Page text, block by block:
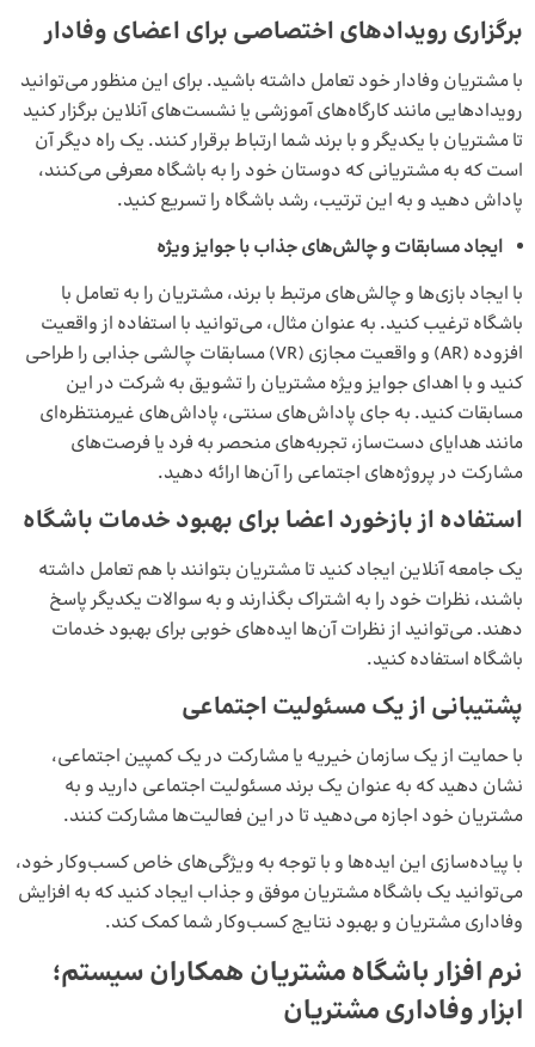
برگزاری رویدادهای اختصاصی برای اعضای وفادار
با مشتریان وفادار خود تعامل داشته باشید. برای این منظور می‌توانید
رویدادهایی مانند کارگاه‌های آموزشی یا نشست‌های آنلاین برگزار کنید
تا مشتریان با یکدیگر و با برند شما ارتباط برقرار کنند. یک راه دیگر آن
است که به مشتریانی که دوستان خود را به باشگاه معرفی می‌کنند،
پاداش دهید و به این ترتیب، رشد باشگاه را تسریع کنید.
ایجاد مسابقات و چالش‌های جذاب با جوایز ویژه
با ایجاد بازی‌ها و چالش‌های مرتبط با برند، مشتریان را به تعامل با
باشگاه ترغیب کنید. به عنوان مثال، می‌توانید با استفاده از واقعیت
افزوده (AR) و واقعیت مجازی (VR) مسابقات چالشی جذابی را طراحی
کنید و با اهدای جوایز ویژه مشتریان را تشویق به شرکت در این
مسابقات کنید. به جای پاداش‌های سنتی، پاداش‌های غیرمنتظره‌ای
مانند هدایای دست‌ساز، تجربه‌های منحصر به فرد یا فرصت‌های
مشارکت در پروژه‌های اجتماعی را آن‌ها ارائه دهید.
استفاده از بازخورد اعضا برای بهبود خدمات باشگاه
یک جامعه آنلاین ایجاد کنید تا مشتریان بتوانند با هم تعامل داشته
باشند، نظرات خود را به اشتراک بگذارند و به سوالات یکدیگر پاسخ
دهند. می‌توانید از نظرات آن‌ها ایده‌های خوبی برای بهبود خدمات
باشگاه استفاده کنید.
پشتیبانی از یک مسئولیت اجتماعی
با حمایت از یک سازمان خیریه یا مشارکت در یک کمپین اجتماعی،
نشان دهید که به عنوان یک برند مسئولیت اجتماعی دارید و به
مشتریان خود اجازه می‌دهید تا در این فعالیت‌ها مشارکت کنند.
با پیاده‌سازی این ایده‌ها و با توجه به ویژگی‌های خاص کسب‌وکار خود،
می‌توانید یک باشگاه مشتریان موفق و جذاب ایجاد کنید که به افزایش
وفاداری مشتریان و بهبود نتایج کسب‌وکار شما کمک کند.
نرم افزار باشگاه مشتریان همکاران سیستم؛
ابزار وفاداری مشتریان